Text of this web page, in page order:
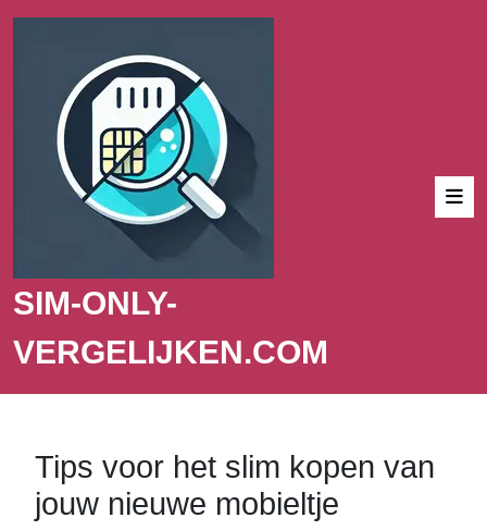
SIM-ONLY-
VERGELIJKEN.COM
Tips voor het slim kopen van
jouw nieuwe mobieltje